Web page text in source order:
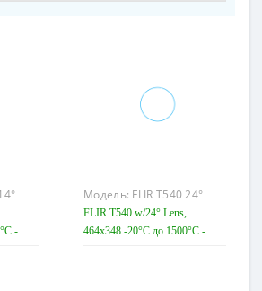
-
Модель: FLIR T540 24°
FLIR T540 w/24° Lens,
464x348 -20°C до 1500°C -